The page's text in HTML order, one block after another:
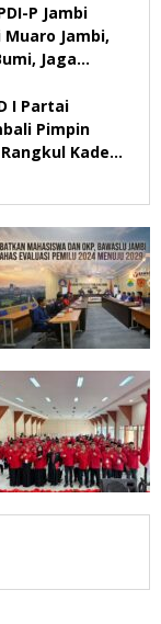
P Jambi
Jambi,
Jaga
I Partai
Pimpin
Kader